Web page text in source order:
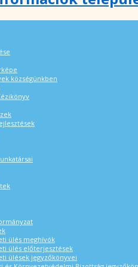
községünkben
ülés meghívók
ülés előterjesztések
ülések jegyzőkönyvei